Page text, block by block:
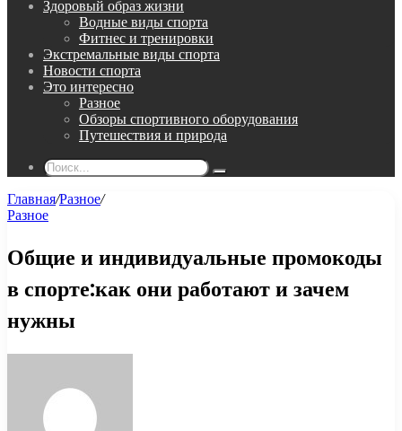
Здоровый образ жизни
Водные виды спорта
Фитнес и тренировки
Экстремальные виды спорта
Новости спорта
Это интересно
Разное
Обзоры спортивного оборудования
Путешествия и природа
Поиск...
Главная/Разное/
Разное
Общие и индивидуальные промокоды
в спорте:как они работают и зачем
нужны